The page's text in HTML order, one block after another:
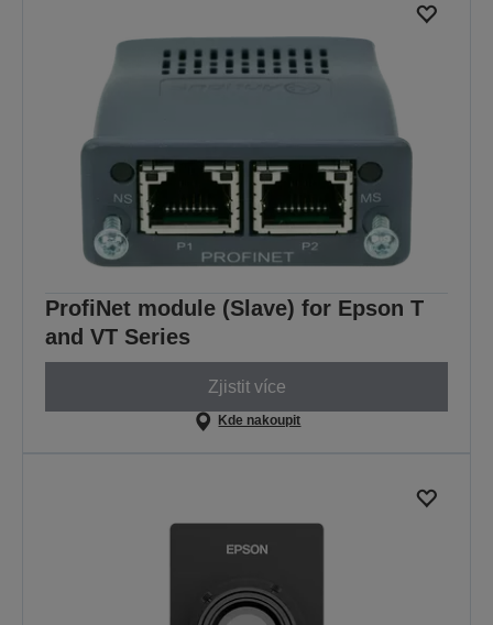
ProfiNet module (Slave) for Epson T
and VT Series
Zjistit více
Kde nakoupit